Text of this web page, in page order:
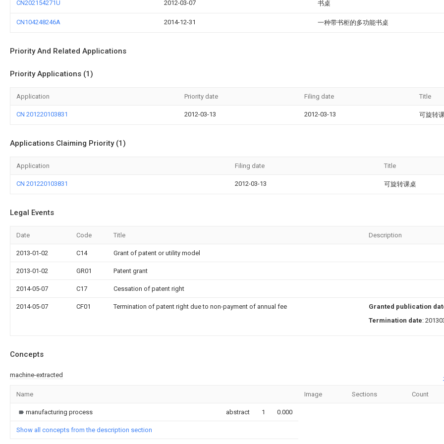
CN202154271U 2012-03-07 书桌
CN104248246A 2014-12-31 一种带书柜的多功能书桌
Priority And Related Applications
Priority Applications (1)
Application Priority date Filing date Title
CN 201220103831 2012-03-13 2012-03-13 可旋转
Applications Claiming Priority (1)
Application Filing date Title
CN 201220103831 2012-03-13 可旋转课桌
Legal Events
Date Code Title Description
2013-01-02 C14 Grant of patent or utility model
2013-01-02 GR01 Patent grant
2014-05-07 C17 Cessation of patent right
2014-05-07 CF01 Termination of patent right due to non-payment of annual fee
Granted publication
Termination date:
Concepts
machine-extracted
Name Image Sections Count
manufacturing process abstract 1 0.000
Show all concepts from the description section